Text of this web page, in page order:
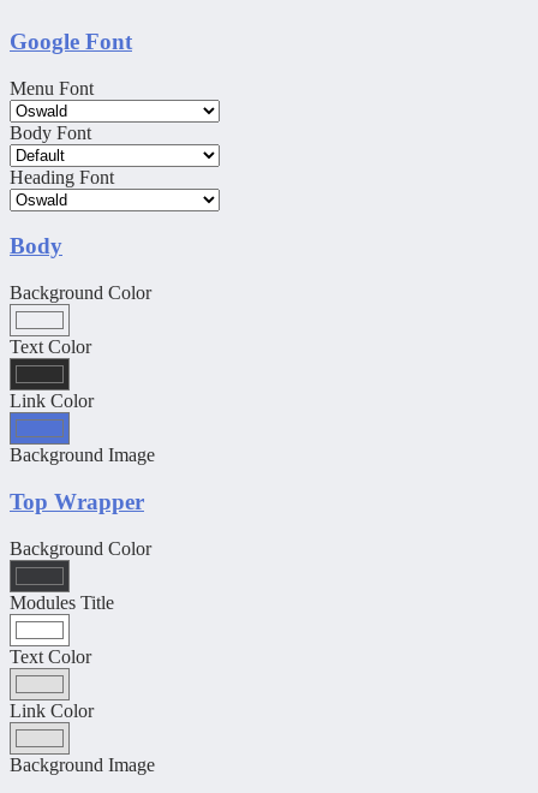
Google Font
Menu Font
Body Font
Heading Font
Body
Background Color
Text Color
Link Color
Background Image
Top Wrapper
Background Color
Modules Title
Text Color
Link Color
Background Image